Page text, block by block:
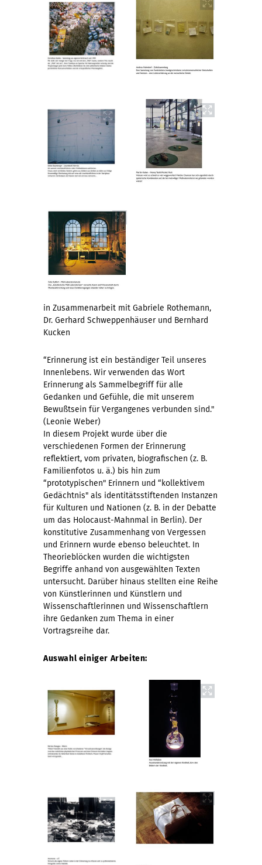
in Zusammenarbeit mit Gabriele Rothemann,
Dr. Gerhard Schweppenhäuser und Bernhard
Kucken
“Erinnerung ist ein beständiger Teil unseres
Innenlebens. Wir verwenden das Wort
Erinnerung als Sammelbegriff für alle
Gedanken und Gefühle, die mit unserem
Bewußtsein für Vergangenes verbunden sind."
(Leonie Weber)
In diesem Projekt wurde über die
verschiedenen Formen der Erinnerung
reflektiert, vom privaten, biografischen (z. B.
Familienfotos u. ä.) bis hin zum
“prototypischen" Erinnern und “kollektivem
Gedächtnis" als identitätsstiftenden Instanzen
für Kulturen und Nationen (z. B. in der Debatte
um das Holocaust-Mahnmal in Berlin). Der
konstitutive Zusammenhang von Vergessen
und Erinnern wurde ebenso beleuchtet. In
Theorieblöcken wurden die wichtigsten
Begriffe anhand von ausgewählten Texten
untersucht. Darüber hinaus stellten eine Reihe
von Künstlerinnen und Künstlern und
Wissenschaftlerinnen und Wissenschaftlern
ihre Gedanken zum Thema in einer
Vortragsreihe dar.
Auswahl einiger Arbeiten: